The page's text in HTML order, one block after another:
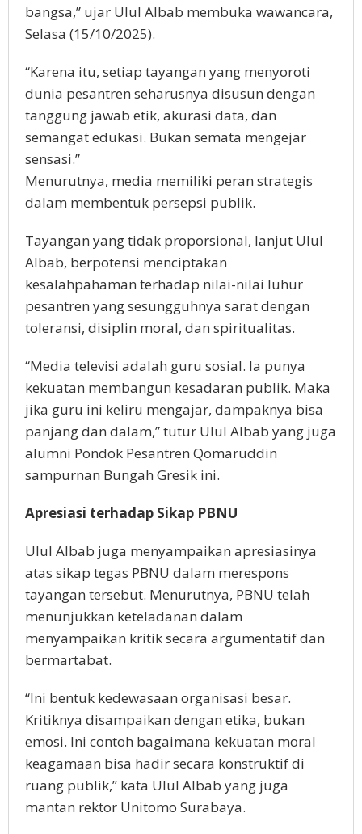
bangsa,” ujar Ulul Albab membuka wawancara,
Selasa (15/10/2025).
“Karena itu, setiap tayangan yang menyoroti
dunia pesantren seharusnya disusun dengan
tanggung jawab etik, akurasi data, dan
semangat edukasi. Bukan semata mengejar
sensasi.”
Menurutnya, media memiliki peran strategis
dalam membentuk persepsi publik.
Tayangan yang tidak proporsional, lanjut Ulul
Albab, berpotensi menciptakan
kesalahpahaman terhadap nilai-nilai luhur
pesantren yang sesungguhnya sarat dengan
toleransi, disiplin moral, dan spiritualitas.
“Media televisi adalah guru sosial. Ia punya
kekuatan membangun kesadaran publik. Maka
jika guru ini keliru mengajar, dampaknya bisa
panjang dan dalam,” tutur Ulul Albab yang juga
alumni Pondok Pesantren Qomaruddin
sampurnan Bungah Gresik ini.
Apresiasi terhadap Sikap PBNU
Ulul Albab juga menyampaikan apresiasinya
atas sikap tegas PBNU dalam merespons
tayangan tersebut. Menurutnya, PBNU telah
menunjukkan keteladanan dalam
menyampaikan kritik secara argumentatif dan
bermartabat.
“Ini bentuk kedewasaan organisasi besar.
Kritiknya disampaikan dengan etika, bukan
emosi. Ini contoh bagaimana kekuatan moral
keagamaan bisa hadir secara konstruktif di
ruang publik,” kata Ulul Albab yang juga
mantan rektor Unitomo Surabaya.